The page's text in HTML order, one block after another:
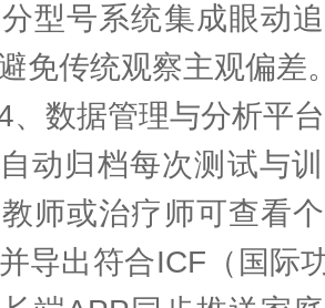
型号系统集成眼动
免传统观察主观偏差
据管理与分析平台
归档每次测试与训
师或治疗师可查看
导出符合ICF（国际